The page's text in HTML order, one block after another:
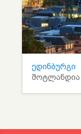
ედინბურგი
შოტლანდია